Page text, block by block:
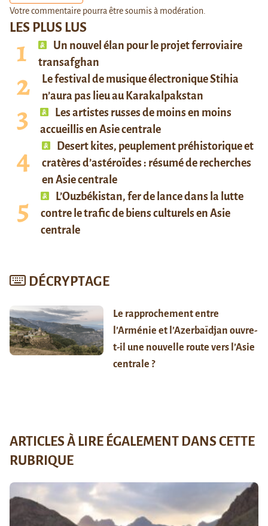
LES PLUS LUS
Un nouvel élan pour le projet ferroviaire
transafghan
Le festival de musique électronique Stihia
n’aura pas lieu au Karakalpakstan
Les artistes russes de moins en moins
accueillis en Asie centrale
Desert kites, peuplement préhistorique et
cratères d’astéroïdes : résumé de recherches
en Asie centrale
L’Ouzbékistan, fer de lance dans la lutte
contre le trafic de biens culturels en Asie
centrale
DÉCRYPTAGE
Le rapprochement entre
l’Arménie et l’Azerbaïdjan ouvre-
t-il une nouvelle route vers l’Asie
centrale ?
Votre commentaire pourra être soumis à modération.
ARTICLES À LIRE ÉGALEMENT DANS CETTE
RUBRIQUE